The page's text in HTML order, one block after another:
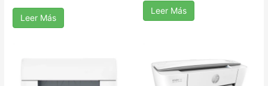
Leer Más
Leer Más